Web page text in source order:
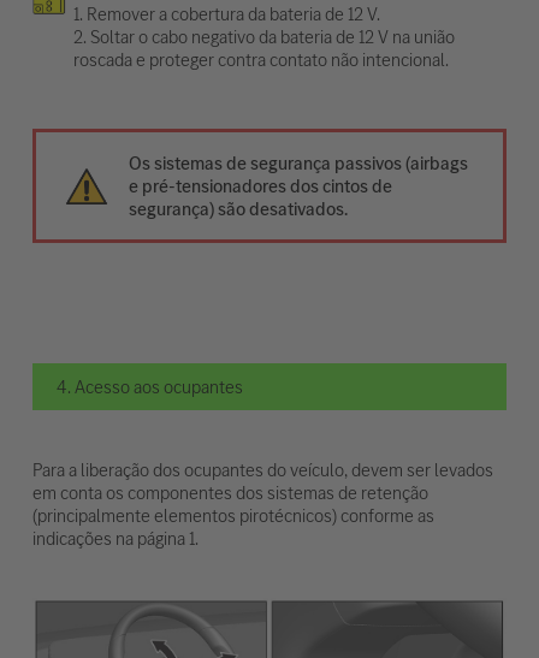
1. Remover a cobertura da bateria de 12 V.
2. Soltar o cabo negativo da bateria de 12 V na união
roscada e proteger contra contato não intencional.
Os sistemas de segurança passivos (airbags
e pré-tensionadores dos cintos de
segurança) são desativados.
4. Acesso aos ocupantes
Para a liberação dos ocupantes do veículo, devem ser levados
em conta os componentes dos sistemas de retenção
(principalmente elementos pirotécnicos) conforme as
indicações na página 1.